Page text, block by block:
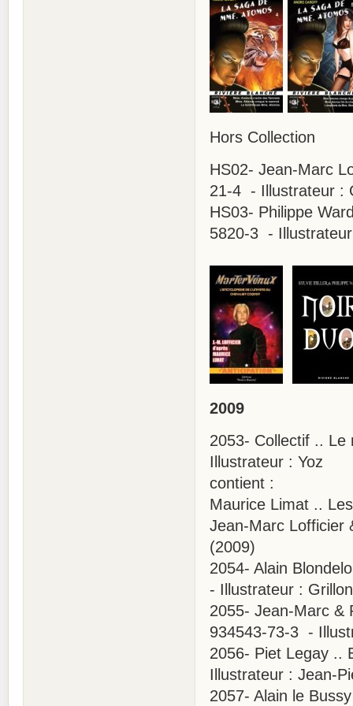
Hors Collection
HS02- Jean-Marc
21-4 - Illustrateur :
HS03- Philippe
5820-3 -
2009
2053- Collectif ..
Illustrateur : Yoz
contient :
Maurice Limat ..
Jean-Marc Lofficier
(2009)
2054- Alain
- Illustrateur :
2055- Jean-Marc &
934543-73-3 -
2056- Piet Legay ..
Illustrateur : Jean-
2057- Alain le